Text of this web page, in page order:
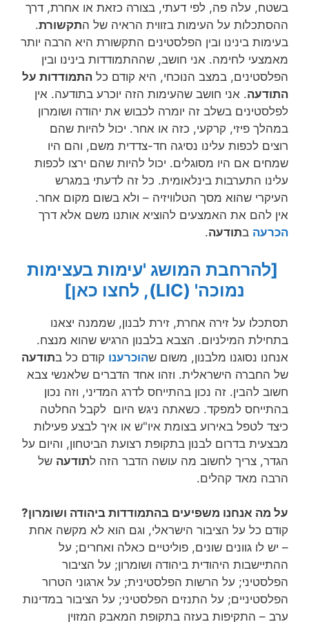
בשטח, עלה פה, לפי דעתי, בצורה כזאת או אחרת, דרך
ההסתכלות על העימות בזווית הראיה של התקשורת.
בעימות בינינו ובין הפלסטינים התקשורת היא הרבה יותר
מאמצעי לחימה. אני חושב, שההתמודדות בינינו ובין
הפלסטינים, במצב הנוכחי, היא קודם כל התמודדות על
התודעה. אני חושב שהעימות הזה יוכרע בתודעה. אין
לפלסטינים בשלב זה יומרה לכבוש את יהודה ושומרון
במהלך פיזי, קרקעי, כזה או אחר. יכול להיות שהם
רוצים לכפות עלינו נסיגה חד-צדדית משם, והם היו
שמחים אם היו מסוגלים. יכול להיות שהם ירצו לכפות
עלינו התערבות בינלאומית. כל זה לדעתי במגרש
העיקרי שהוא מסך הטלוויזיה – ולא בשום מקום אחר.
אין להם את האמצעים להוציא אותנו משם אלא דרך
הכרעה בתודעה.
[להרחבת המושג 'עימות בעצימות
נמוכה' (LIC), לחצו כאן]
תסתכלו על זירה אחרת, זירת לבנון, שממנה יצאנו
בתחילת המילניום. הצבא בלבנון הרגיש שהוא מנצח.
אנחנו נסוגנו מלבנון, משום שהוכרענו קודם כל בתודעה
של החברה הישראלית. וזהו אחד הדברים שלאנשי צבא
חשוב להבין. זה נכון בהתייחס לדרג המדיני, וזה נכון
בהתייחס למפקד. כשאתה ניגש היום לקבל החלטה
כיצד לטפל באירוע בצומת איו"ש או איך לבצע פעילות
מבצעית בדרום לבנון בתקופת רצועת הביטחון, והיום על
הגדר, צריך לחשוב מה עושה הדבר הזה לתודעה של
הרבה מאד קהלים.
על מה אנחנו משפיעים בהתמודדות ביהודה ושומרון?
קודם כל על הציבור הישראלי, וגם הוא לא מקשה אחת
– יש לו גוונים שונים, פוליטיים כאלה ואחרים; על
ההתיישבות היהודית ביהודה ושומרון; על הציבור
הפלסטיני; על הרשות הפלסטינית; על ארגוני הטרור
הפלסטיניים; על התנזים הפלסטיני; על הציבור במדינות
ערב – התקיפות בעזה בתקופת המאבק המזוין